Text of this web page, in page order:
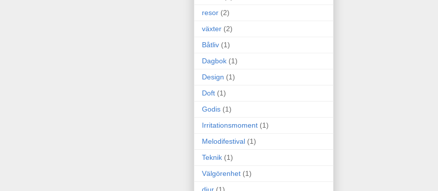
resor (2)
växter (2)
Båtliv (1)
Dagbok (1)
Design (1)
Doft (1)
Godis (1)
Irritationsmoment (1)
Melodifestival (1)
Teknik (1)
Välgörenhet (1)